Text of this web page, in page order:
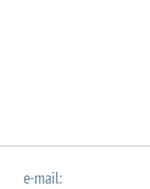
e-mail: